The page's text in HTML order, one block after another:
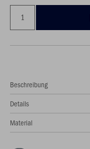
Beschreibung
Details
Material